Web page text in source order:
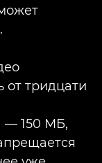
от тридцати
— 150 МБ,